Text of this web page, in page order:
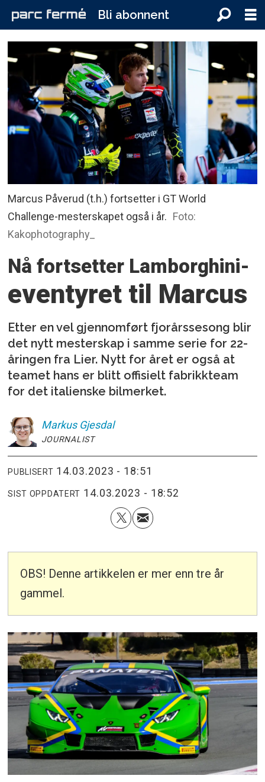
Bli abonnent
Marcus Påverud (t.h.) fortsetter i GT World
Challenge-mesterskapet også i år. Foto:
Kakophotography_
Nå fortsetter Lamborghini-
eventyret til Marcus
Etter en vel gjennomført fjorårssesong blir
det nytt mesterskap i samme serie for 22-
åringen fra Lier. Nytt for året er også at
teamet hans er blitt offisielt fabrikkteam
for det italienske bilmerket.
Markus Gjesdal
JOURNALIST
PUBLISERT 14.03.2023 - 18:51
SIST OPPDATERT 14.03.2023 - 18:52
OBS! Denne artikkelen er mer enn tre år
gammel.